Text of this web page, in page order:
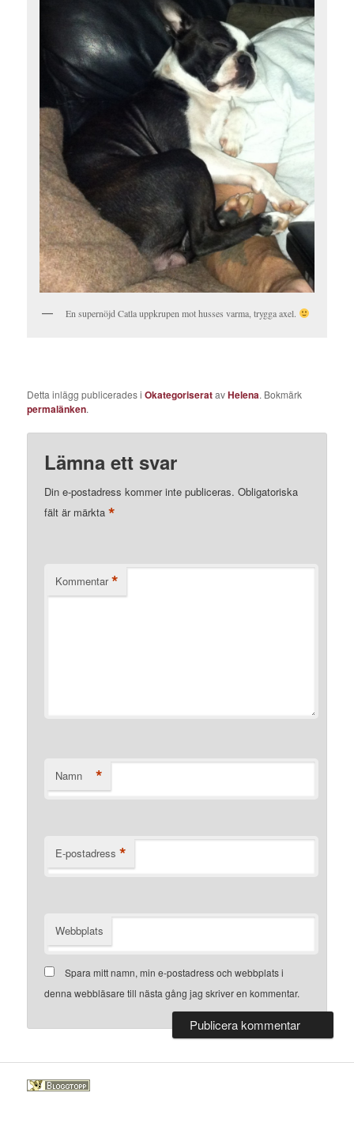
En supernöjd Catla uppkrupen mot husses varma, trygga axel.
Detta inlägg publicerades iOkategoriseratavHelena. Bokmärk
permalänken.
Lämna ett svar
Din e-postadress kommer inte publiceras. Obligatoriska
fält är märkta*
Kommentar *
Namn *
E-postadress *
Webbplats
Spara mitt namn, min e-postadress och webbplats i
denna webbläsare till nästa gång jag skriver en kommentar.